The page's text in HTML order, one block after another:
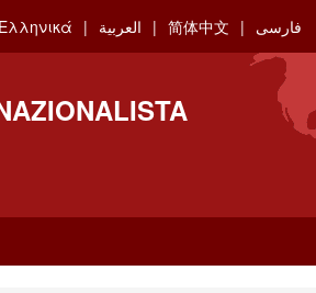
Ελληνικά العربية 简体中文 فارسی